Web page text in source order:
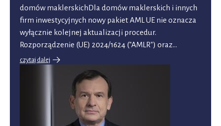
domów maklerskichDla domów maklerskich i innych
firm inwestycyjnych nowy pakiet AML UE nie oznacza
wyłącznie kolejnej aktualizacji procedur.
Rozporządzenie (UE) 2024/1624 ("AMLR") oraz…
czytaj dalej
o